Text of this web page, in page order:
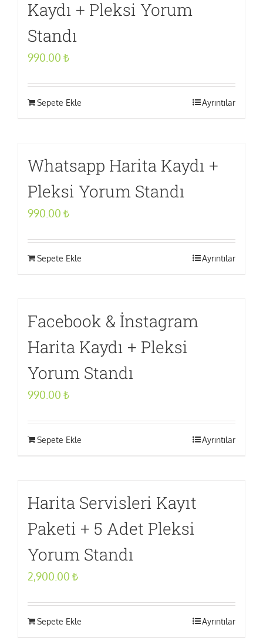
Kaydı + Pleksi Yorum
Standı
990.00 ₺
Sepete Ekle Ayrıntılar
Whatsapp Harita Kaydı +
Pleksi Yorum Standı
990.00 ₺
Sepete Ekle Ayrıntılar
Facebook & İnstagram
Harita Kaydı + Pleksi
Yorum Standı
990.00 ₺
Sepete Ekle Ayrıntılar
Harita Servisleri Kayıt
Paketi + 5 Adet Pleksi
Yorum Standı
2,900.00 ₺
Sepete Ekle Ayrıntılar